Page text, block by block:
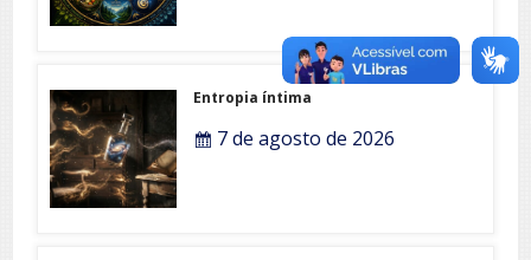
Entropia íntima
7 de agosto de 2026